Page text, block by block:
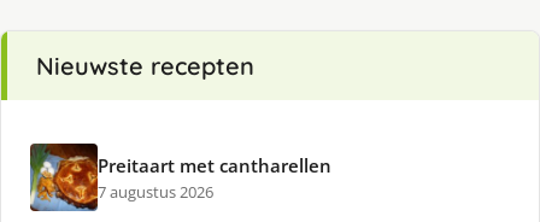
Nieuwste recepten
Preitaart met cantharellen
7 augustus 2026